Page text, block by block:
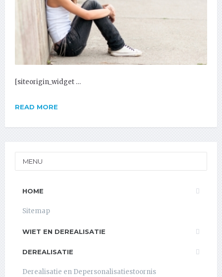
[siteorigin_widget …
READ MORE
MENU
HOME
Sitemap
WIET EN DEREALISATIE
DEREALISATIE
Derealisatie en Depersonalisatiestoornis